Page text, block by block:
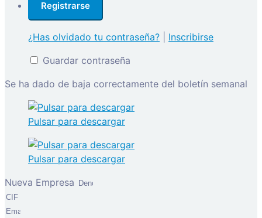
¿Has olvidado tu contraseña?
Inscribirse
Guardar contraseña
Se ha dado de baja correctamente del boletín semanal
Pulsar para descargar
Pulsar para descargar
Nueva Empresa